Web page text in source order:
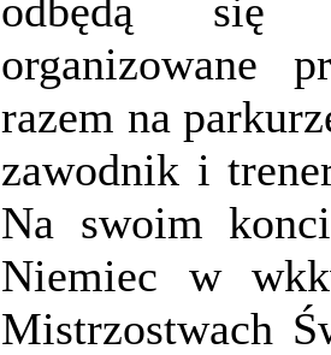
odbędą się
organizowane
razem na
zawodnik i
Na swoim
Niemiec w
Mistrzostwach